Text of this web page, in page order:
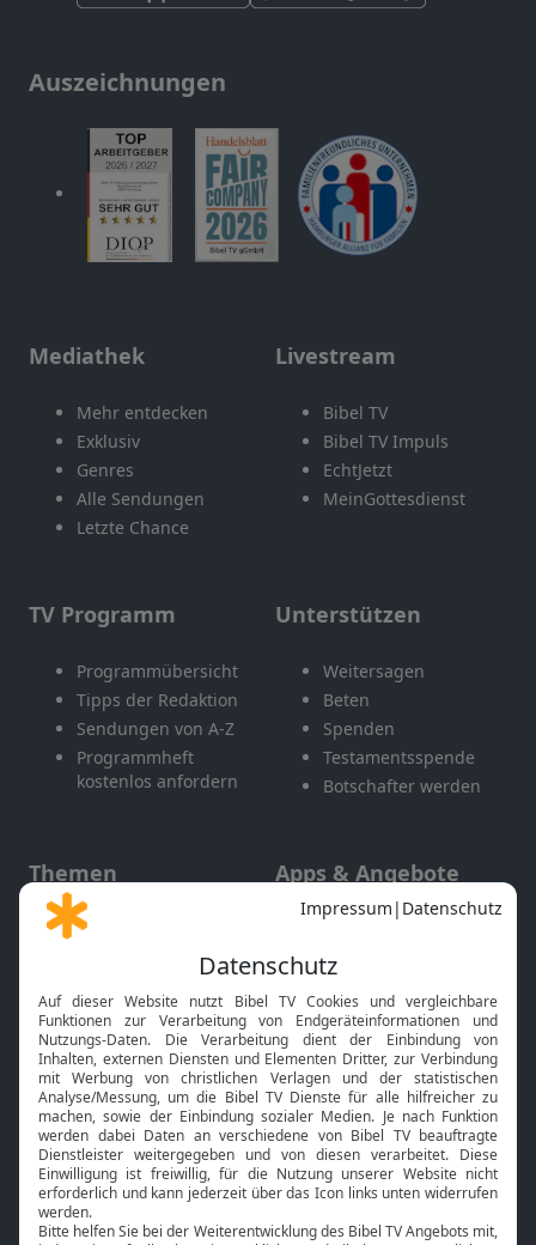
Auszeichnungen
Mediathek
Mehr entdecken
Exklusiv
Genres
Alle Sendungen
Letzte Chance
Livestream
Bibel TV
Bibel TV Impuls
EchtJetzt
MeinGottesdienst
TV Programm
Programmübersicht
Tipps der Redaktion
Sendungen von A-Z
Programmheft
kostenlos anfordern
Unterstützen
Weitersagen
Beten
Spenden
Testamentsspende
Botschafter werden
Themen
Gott und Bibel erklärt
Neuigkeiten
Apps & Angebote
Mobile App
Smart TV
HbbTV
Bibelthek Online-Bibel
Nächster Gottesdienst
Bibel TV Service